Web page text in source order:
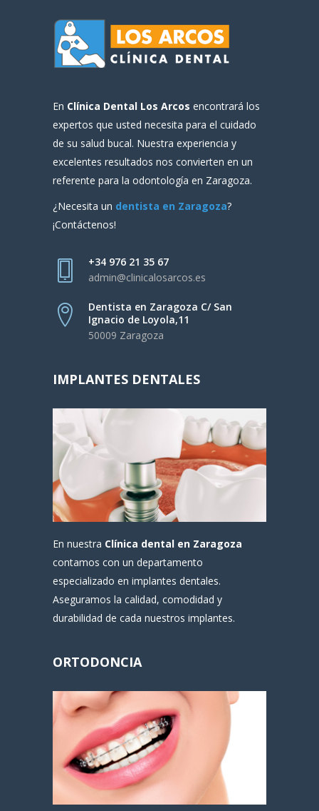
En Clínica Dental Los Arcos encontrará los
expertos que usted necesita para el cuidado
de su salud bucal. Nuestra experiencia y
excelentes resultados nos convierten en un
referente para la odontología en Zaragoza.
¿Necesita un dentista en Zaragoza?
¡Contáctenos!
+34 976 21 35 67
admin@clinicalosarcos.es
Dentista en Zaragoza C/ San
Ignacio de Loyola,11
50009 Zaragoza
IMPLANTES DENTALES
En nuestra Clínica dental en Zaragoza
contamos con un departamento
especializado en implantes dentales.
Aseguramos la calidad, comodidad y
durabilidad de cada nuestros implantes.
ORTODONCIA